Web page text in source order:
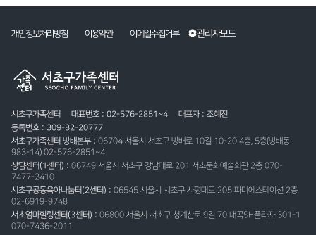
개인정보처리방침 이용약관 이메일수집거부 관리자모드
서초구가족센터 대표번호 : 02-576-2851~4
대표자 : 조혜진
등록번호 : 309-82-20777
서초구가족센터 방배본부 : 06704 서울시 서초구 방배로 10길 10-20 4층, 5층(방배동
983-14) 02-576-2851~4
상담센터(1센터) : 06749 서울시 서초구 강남대로 201 서초문화예술회관 2층 070-
7477-2410
서초구공동육아나눔터(2센터) : 06545 서울시 서초구 사평대로 205 파미에스테이션 2층
02-6919-9748
서초엄마힐링센터(3센터) : 06800 서울시 서초구 청계산로 9길 70 내곡SH플라자 301-1
070-7436-2011